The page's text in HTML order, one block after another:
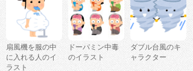
扇風機を服の中
に入れる人のイ
ラスト
ドーパミン中毒
のイラスト
ダブル台風のキ
ャラクター